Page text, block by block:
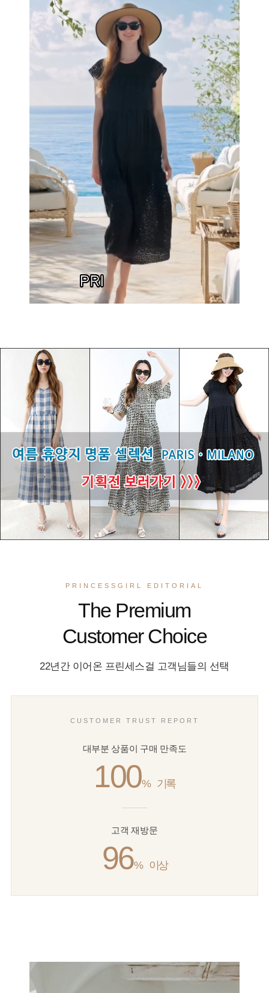
PRINCESSGIRL EDITORIAL
The Premium
Customer Choice
22년간 이어온 프린세스걸 고객님들의 선택
CUSTOMER TRUST REPORT
대부분 상품이 구매 만족도
100% 기록
고객 재방문
96% 이상